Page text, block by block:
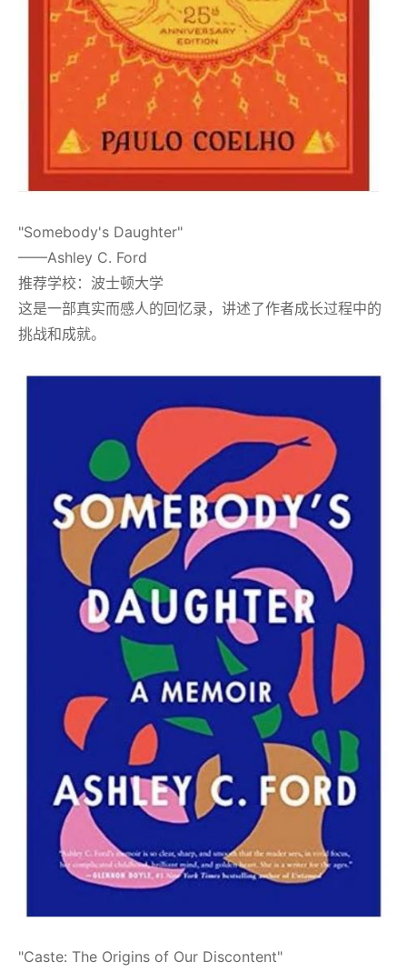
"Somebody's Daughter"
——Ashley C. Ford
推荐学校：波士顿大学
这是一部真实而感人的回忆录，讲述了作者成长过程中的
挑战和成就。
"Caste: The Origins of Our Discontent"